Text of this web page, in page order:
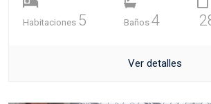
Habitaciones 5 Baños 4
Ver detalles